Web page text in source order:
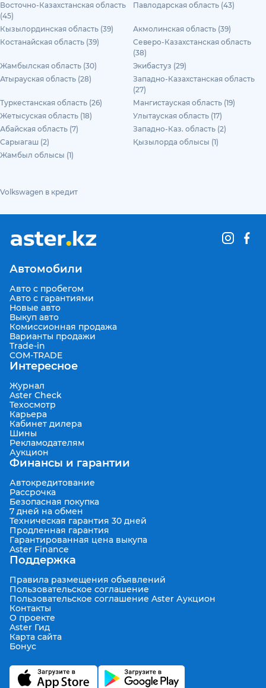
Восточно-Казахстанская область
(45)
Павлодарская область (43)
Кызылординская область (39)
Акмолинская область (39)
Костанайская область (39)
Северо-Казахстанская область
(38)
Жамбылская область (30)
Экибастуз (29)
Атырауская область (28)
Западно-Казахстанская область
(27)
Туркестанская область (26)
Мангистауская область (19)
Жетысуская область (18)
Улытауская область (17)
Абайская область (7)
Западно-Каз. область (2)
Сарыагаш (2)
Қызылорда облысы (1)
Жамбыл облысы (1)
Volkswagen в кредит
Автомобили
Авто с пробегом
Авто с гарантиями
Новые авто
Выкуп авто
Комиссионная продажа
Варианты продажи
Trade-in
COM-TRADE
Интересное
Журнал
Aster Check
Техосмотр
Карьера
Кабинет дилера
Шины
Рекламодателям
Аукцион
Финансы и гарантии
Автокредитование
Рассрочка
Безопасная покупка
7 дней на обмен
Техническая гарантия 30 дней
Продленная гарантия
Гарантированная цена выкупа
Aster Finance
Поддержка
Правила размещения объявлений
Пользовательское соглашение
Пользовательское соглашение Aster Аукцион
Контакты
О проекте
Aster Гид
Карта сайта
Бонус